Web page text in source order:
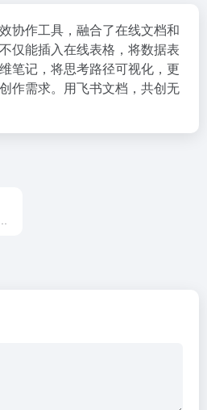
协作工具，融合了在线文档和
仅能插入在线表格，将数据表
笔记，将思考路径可视化，更
作需求。用飞书文档，共创无